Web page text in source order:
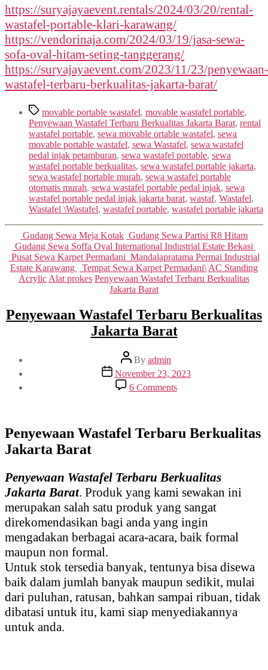
https://suryajayaevent.rentals/2024/03/20/rental-
wastafel-portable-klari-karawang/
https://vendorinaja.com/2024/03/19/jasa-sewa-
sofa-oval-hitam-seting-tanggerang/
https://suryajayaevent.com/2023/11/23/penyewaan-
wastafel-terbaru-berkualitas-jakarta-barat/
Tagsmovable portable wastafel, movable wastafel portable,
Penyewaan Wastafel Terbaru Berkualitas Jakarta Barat, rental
wastafel portable, sewa movable ortable wastafel, sewa
movable portable wastafel, sewa Wastafel, sewa wastafel
pedal injak petamburan, sewa wastafel portable, sewa
wastafel portable berkualitas, sewa wastafel portable jakarta,
sewa wastafel portable murah, sewa wastafel portable
otomatis murah, sewa wastafel portable pedal injak, sewa
wastafel portable pedal injak jakarta barat, wastaf, Wastafel,
Wastafel \Wastafel, wastafel portable, wastafel portable jakarta
Categories
Gudang Sewa Meja Kotak Gudang Sewa Partisi R8 Hitam
Gudang Sewa Soffa Oval International Industrial Estate Bekasi
Pusat Sewa Karpet Permadani Mandalapratama Permai Industrial
Estate Karawang
Tempat Sewa Karpet Permadani\ AC Standing
Acrylic Alat prokes Penyewaan Wastafel Terbaru Berkualitas
Jakarta Barat
Penyewaan Wastafel Terbaru Berkualitas
Jakarta Barat
Post
author
By admin
Post
date
November 23, 2023
6 Commentson
Penyewaan
Berkualitas
Jakarta
Penyewaan Wastafel Terbaru Berkualitas
Jakarta Barat
Penyewaan Wastafel Terbaru Berkualitas
Jakarta Barat. Produk yang kami sewakan ini
merupakan salah satu produk yang sangat
direkomendasikan bagi anda yang ingin
mengadakan berbagai acara-acara, baik formal
maupun non formal.
Untuk stok tersedia banyak, tentunya bisa disewa
baik dalam jumlah banyak maupun sedikit, mulai
dari puluhan, ratusan, bahkan sampai ribuan, tidak
dibatasi untuk itu, kami siap menyediakannya
untuk anda.